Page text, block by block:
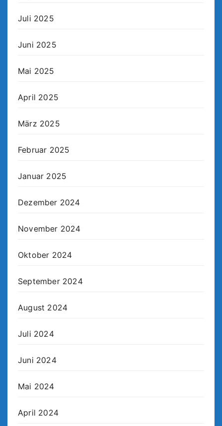
Juli 2025
Juni 2025
Mai 2025
April 2025
März 2025
Februar 2025
Januar 2025
Dezember 2024
November 2024
Oktober 2024
September 2024
August 2024
Juli 2024
Juni 2024
Mai 2024
April 2024